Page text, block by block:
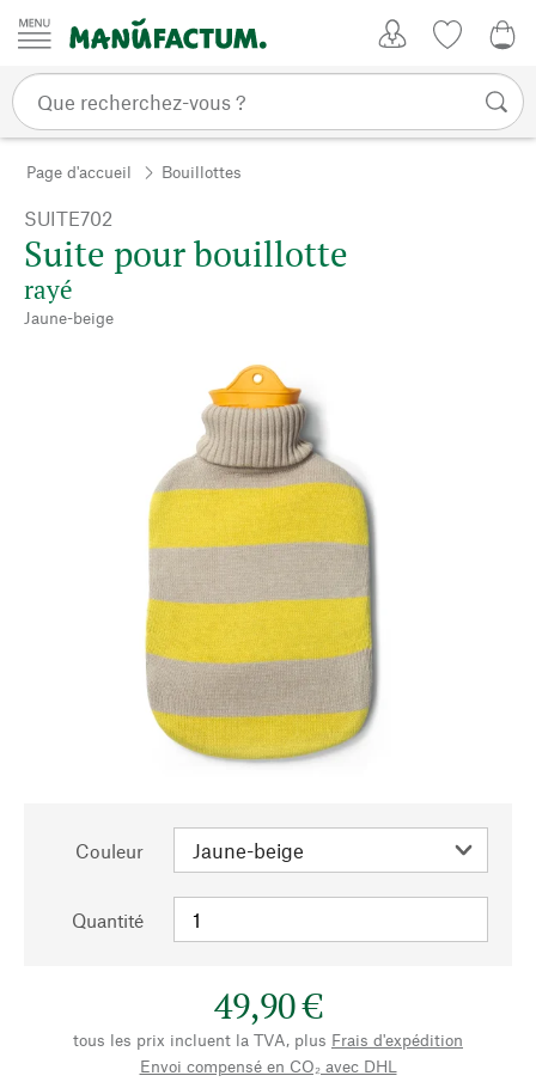
Passer au contenu
Page d'accueil Bouillottes
SUITE702
Suite pour bouillotte
rayé
Jaune-beige
Couleur
Quantité
49,90 €
tous les prix incluent la TVA, plus Frais d'expédition
Envoi compensé en CO₂ avec DHL